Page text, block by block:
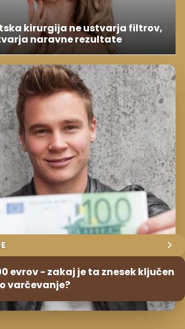
kirurgija ne ustvarja filtrov,
naravne rezultate
evrov - zakaj je ta znesek ključen
varčevanje?